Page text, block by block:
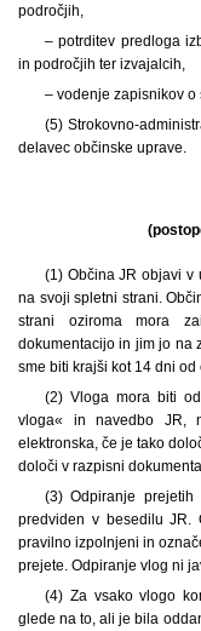
področjih,
– potrditev predloga
in področjih ter izvajalcih,
– vodenje zapisnikov o
(5) Strokovno-
delavec občinske uprave.
(1) Občina JR objavi v
na svoji spletni strani.
strani oziroma mora
dokumentacijo in jim jo na
sme biti krajši kot 14 dni od
(2) Vloga mora biti
vloga« in navedbo JR,
elektronska, če je tako
določi v razpisni
(3) Odpiranje
predviden v besedilu JR.
pravilno izpolnjeni in
prejete. Odpiranje vlog ni
(4) Za vsako vlogo
glede na to, ali je bila